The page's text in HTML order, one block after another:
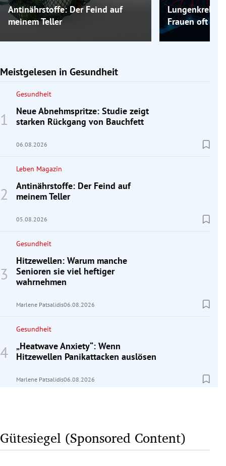
Antinährstoffe: Der Feind auf
meinem Teller
Lungenkrebs:
Frauen oft
Meistgelesen in Gesundheit
Gesundheit
Neue Abnehmspritze: Studie zeigt
starken Rückgang von Bauchfett
06.08.2026
Leben Magazin
Antinährstoffe: Der Feind auf
meinem Teller
05.08.2026
Gesundheit
Hitzewellen: Warum manche
Senioren sie viel heftiger
wahrnehmen
Marlene Patsalidis06.08.2026
Gesundheit
„Heatwave Anxiety“: Wenn
Hitzewellen Panikattacken auslösen
Marlene Patsalidis06.08.2026
Gütesiegel (Sponsored Content)